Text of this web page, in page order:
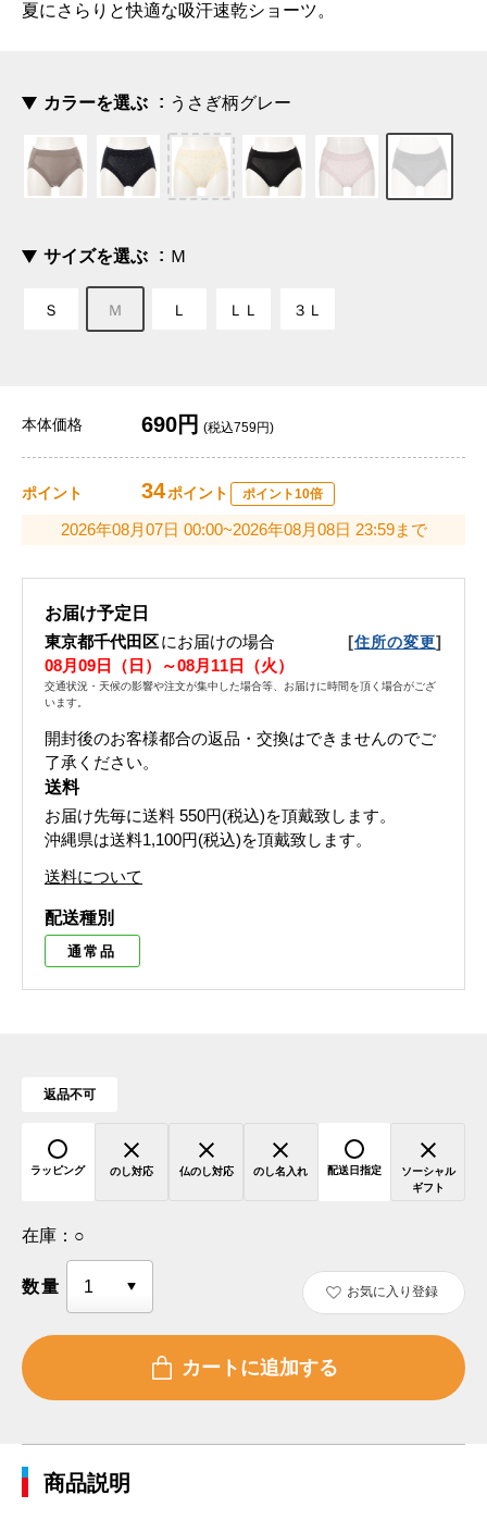
夏にさらりと快適な吸汗速乾ショーツ。
カラーを選ぶ うさぎ柄グレー
サイズを選ぶ Ｍ
Ｓ Ｍ Ｌ ＬＬ ３Ｌ
本体価格 690円 (税込759円)
ポイント 34ポイント ポイント10倍
2026年08月07日 00:00~2026年08月08日 23:59まで
お届け予定日
東京都千代田区にお届けの場合 [住所の変更]
08月09日（日）～08月11日（火）
交通状況・天候の影響や注文が集中した場合等、お届けに時間を頂く場合がござ
います。
開封後のお客様都合の返品・交換はできませんのでご
了承ください。
送料
お届け先毎に送料 550円(税込)を頂戴致します。
沖縄県は送料1,100円(税込)を頂戴致します。
送料について
配送種別
通常品
返品不可
ラッピング のし対応 仏のし対応 のし名入れ 配送日指定
ソーシャル
ギフト
在庫： ○
数量 お気に入り登録
商品説明